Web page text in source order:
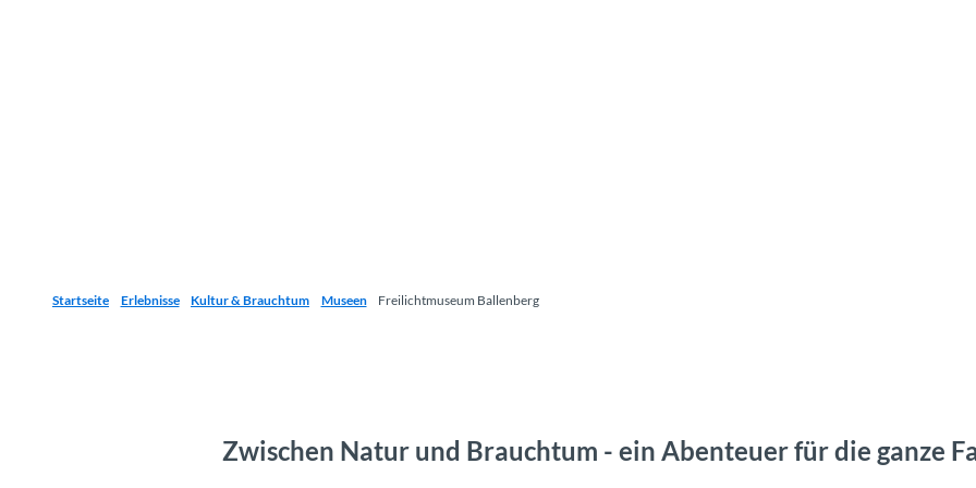
Startseite Erlebnisse Kultur & Brauchtum Museen Freilichtmuseum Ballenberg
Zwischen Natur und Brauchtum - ein Abenteuer für die ganze